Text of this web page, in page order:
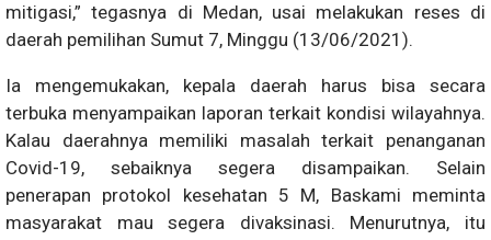
mitigasi,” tegasnya di Medan, usai melakukan reses di
daerah pemilihan Sumut 7, Minggu (13/06/2021).
Ia mengemukakan, kepala daerah harus bisa secara
terbuka menyampaikan laporan terkait kondisi wilayahnya.
Kalau daerahnya memiliki masalah terkait penanganan
Covid-19, sebaiknya segera disampaikan. Selain
penerapan protokol kesehatan 5 M, Baskami meminta
masyarakat mau segera divaksinasi. Menurutnya, itu